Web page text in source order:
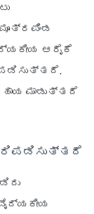
ಆರೈಕೆ
ಮಾಡುತ್ತದೆ